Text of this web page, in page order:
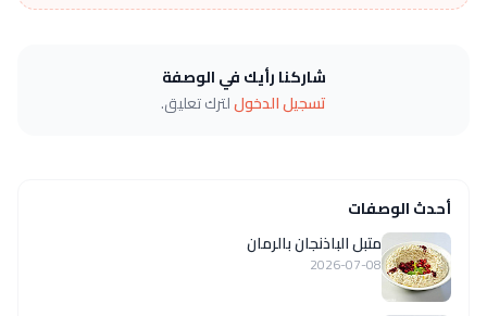
شاركنا رأيك في الوصفة
تسجيل الدخوللترك تعليق.
أحدث الوصفات
متبل الباذنجان بالرمان
2026-07-08